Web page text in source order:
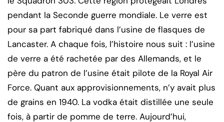
pendant la Seconde guerre mondiale. Le verre est
pour sa part fabriqué dans l’usine de flasques de
Lancaster. A chaque fois, l’histoire nous suit : l’usine
de verre a été rachetée par des Allemands, et le
père du patron de l’usine était pilote de la Royal Air
Force. Quant aux approvisionnements, n’y avait plus
de grains en 1940. La vodka était distillée une seule
fois, à partir de pomme de terre. Aujourd’hui,